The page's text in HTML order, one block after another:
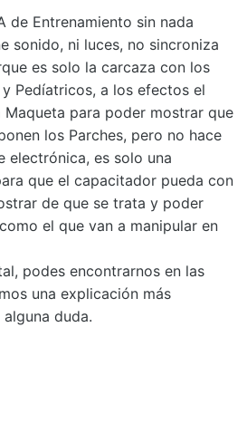
de Entrenamiento sin nada
sonido, ni luces, no sincroniza
es solo la carcaza con los
Pedíatricos, a los efectos el
para poder mostrar que
los Parches, pero no hace
electrónica, es solo una
que el capacitador pueda con
de que se trata y poder
el que van a manipular en
podes encontrarnos en las
una explicación más
duda.